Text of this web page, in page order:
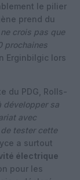
le pilier
prend du
crois pas que
prochaines
Erginbilgic lors
du PDG, Rolls-
développer sa
avec
de tester cette
a surtout
électrique
pour les